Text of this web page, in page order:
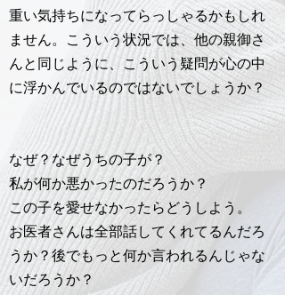
重い気持ちになってらっしゃるかもしれ
ません。こういう状況では、他の親御さ
んと同じように、こういう疑問が心の中
に浮かんでいるのではないでしょうか？
なぜ？なぜうちの子が？
私が何か悪かったのだろうか？
この子を愛せなかったらどうしよう。
お医者さんは全部話してくれてるんだろ
うか？後でもっと何か言われるんじゃな
いだろうか？